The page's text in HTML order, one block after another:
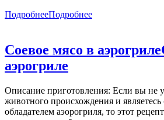
ПодробнееПодробнее
Соевое мясо в аэрогриле
аэрогриле
Описание приготовления: Если вы не
животного происхождения и
обладателем аэорогриля, то этот